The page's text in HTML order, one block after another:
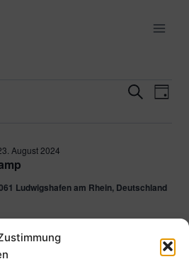
SucheTag
August 2024
Ludwigshafen am Rhein, Deutschland
Nächster Tag